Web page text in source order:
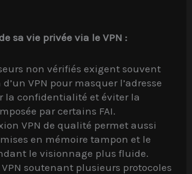
sa vie privée via le VPN :
non vérifiés exigent souvent
VPN pour masquer l’adresse
la confidentialité et éviter la
par certains FAI.
VPN de qualité permet aussi
en mémoire tampon et le
le visionnage plus fluide.
VPN soutenant plusieurs protocoles